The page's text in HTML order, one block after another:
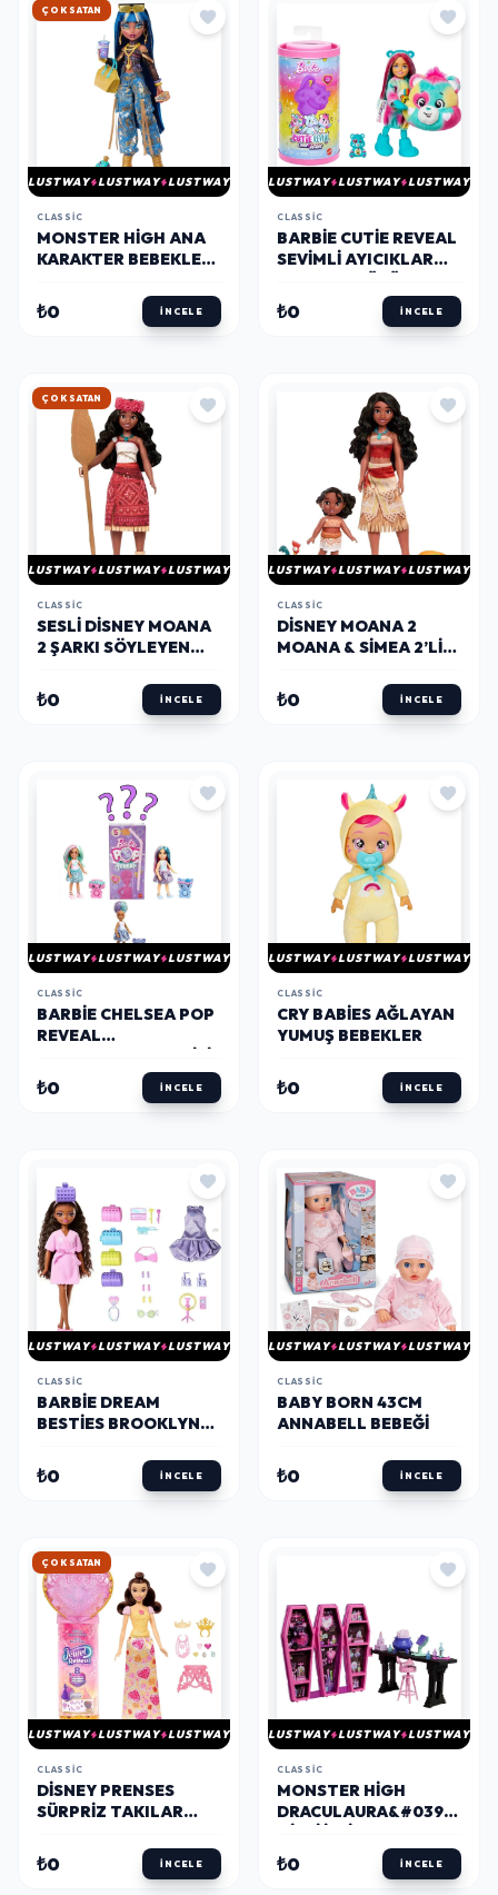
HIZLI KARGO
LUSTWAY LUSTWAY LUSTWAY
CLASSIC
MONSTER HIGH ANA
KARAKTER BEBEKLER
₺0 İNCELE
LUSTWAY LUSTWAY LUSTWAY
CLASSIC
BARBIE CUTIE REVEAL
SEVIMLI AYICIKLAR
BEBEKLER VE
AKSESUARLARI 2. SERI
₺0 İNCELE
HIZLI KARGO
LUSTWAY LUSTWAY LUSTWAY
CLASSIC
SESLI DISNEY MOANA
2 ŞARKI SÖYLEYEN
₺0 İNCELE
LUSTWAY LUSTWAY LUSTWAY
CLASSIC
DISNEY MOANA 2
MOANA & SIMEA 2’LI
₺0 İNCELE
LUSTWAY LUSTWAY LUSTWAY
CLASSIC
BARBIE CHELSEA POP
REVEAL
SÜRPRIZ PAKET
₺0 İNCELE
LUSTWAY LUSTWAY LUSTWAY
CLASSIC
CRY BABIES AĞLAYAN
YUMUŞ BEBEKLER
₺0 İNCELE
LUSTWAY LUSTWAY LUSTWAY
CLASSIC
BARBIE DREAM
BESTIES BROOKLYN
AKSESUARLARI
₺0 İNCELE
LUSTWAY LUSTWAY LUSTWAY
CLASSIC
BABY BORN 43CM
ANNABELL BEBEĞI
₺0 İNCELE
HIZLI KARGO
LUSTWAY LUSTWAY LUSTWAY
CLASSIC
DISNEY PRENSES
SÜRPRIZ TAKILAR
₺0 İNCELE
LUSTWAY LUSTWAY LUSTWAY
CLASSIC
MONSTER HIGH
DRACULAURA&#039;NIN
OYUN SETI
₺0 İNCELE